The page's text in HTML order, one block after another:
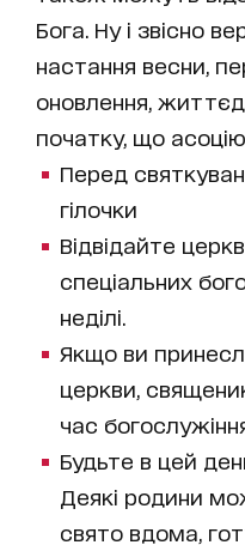
Бога. Ну і звісно
настання весни,
оновлення,
початку, що
Перед
гілочки
Відвідайте
спеціальних
неділі.
Якщо ви
церкви,
час
Будьте в цей
Деякі родини
свято вдома,